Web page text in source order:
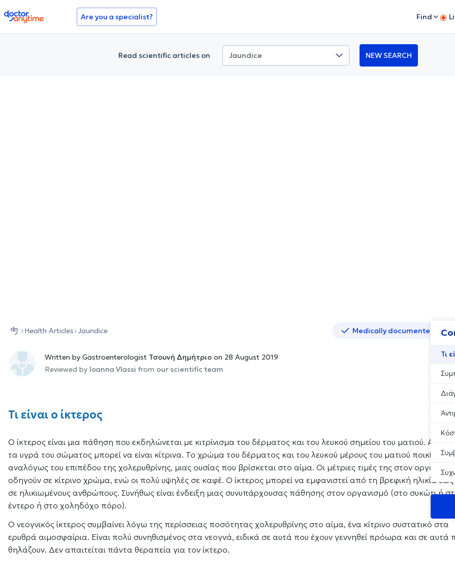
doctoranytime Are you a specialist? Find
Read scientific articles on NEW SEARCH
Τι
Health Αrticles Jaundice Medically documented
Written by Gastroenterologist Τσουνή Δημήτριο on 28 August 2019
Reviewed by Ioanna Vlassi from our scientific team
Τι είναι ο ίκτερος
Ο ίκτερος είναι μια πάθηση που εκδηλώνεται με κιτρίνισμα του δέρματος και του λευκού σημείου του ματιού. Ακόμη
τα υγρά του σώματος μπορεί να είναι κίτρινα. Το χρώμα του δέρματος και του λευκού μέρους του ματιού ποικίλει
αναλόγως του επιπέδου της χολερυθρίνης, μιας ουσίας που βρίσκεται στο αίμα. Οι μέτριες τιμές της στον
οδηγούν σε κίτρινο χρώμα, ενώ οι πολύ υψηλές σε καφέ. Ο ίκτερος μπορεί να εμφανιστεί από τη βρεφική ηλικία έως
σε ηλικιωμένους ανθρώπους. Συνήθως είναι ένδειξη μιας συνυπάρχουσας πάθησης στον οργανισμό (στο συκώτι ή
έντερο ή στο χοληδόχο πόρο).
Ο νεογνικός ίκτερος συμβαίνει λόγω της περίσσειας ποσότητας χολερυθρίνης στο αίμα, ένα κίτρινο συστατικό στα
ερυθρά αιμοσφαίρια. Είναι πολύ συνηθισμένος στα νεογνά, ειδικά σε αυτά που έχουν γεννηθεί πρόωρα και σε αυτά
θηλάζουν. Δεν απαιτείται πάντα θεραπεία για τον ίκτερο.